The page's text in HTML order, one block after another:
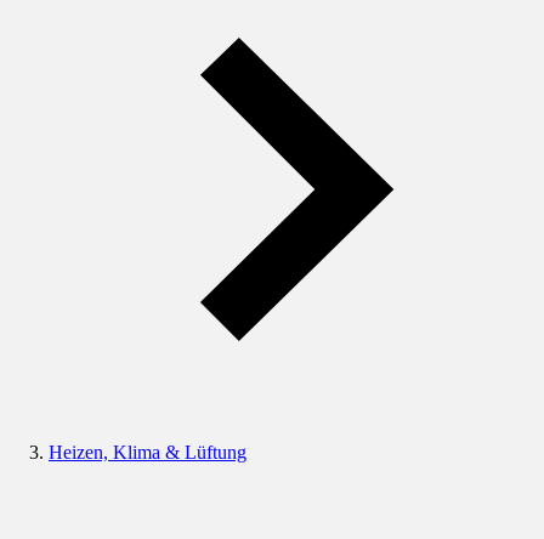
Heizen, Klima & Lüftung